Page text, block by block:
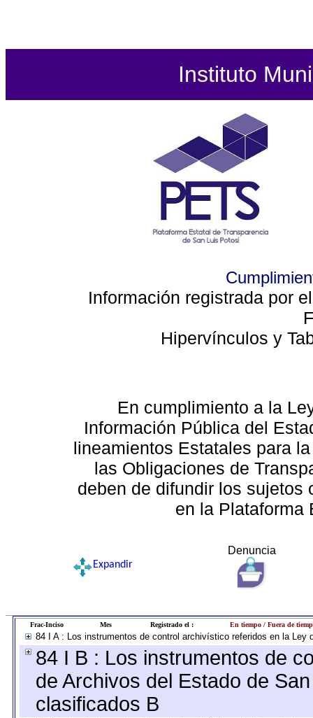
Instituto
Información registrada por
Hipervínculos y
En cumplimiento a la
Información Pública del
lineamientos Estatales para
las Obligaciones de
deben de difundir los sujetos
en la Plataforma
Denuncia
Expandir
Frac-Inciso Mes Registrado el : En tiempo / Fuera de
84 I A : Los instrumentos de control archivístico referidos en la
84 I B : Los instrumentos de
de Archivos del Estado de
clasificados B